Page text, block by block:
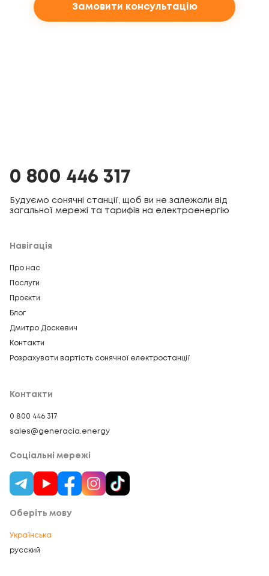
Замовити консультацію
0 800 446 317
Будуємо сонячні станції, щоб ви не залежали від
загальної мережі та тарифів на електроенергію
Навігація
Про нас
Послуги
Проєкти
Блог
Дмитро Доскевич
Контакти
Розрахувати вартість сонячної електростанції
Контакти
0 800 446 317
sales@generacia.energy
Соціальні мережі
Оберіть мову
Українська
русский